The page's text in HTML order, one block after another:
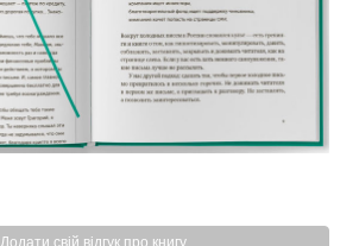
Додати свій відгук про книгу